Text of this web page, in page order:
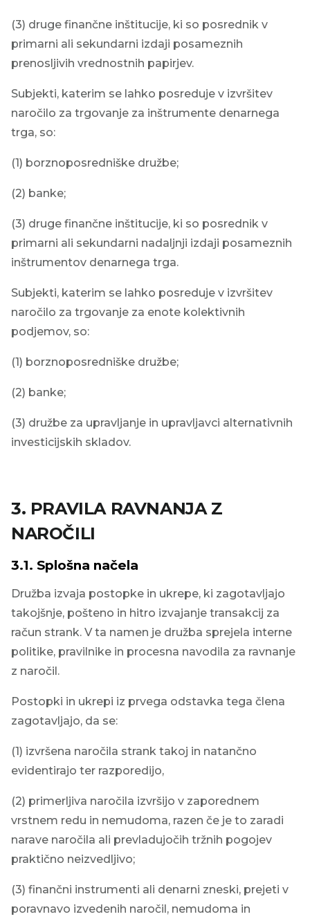
(3) druge finančne inštitucije, ki so posrednik v
primarni ali sekundarni izdaji posameznih
prenosljivih vrednostnih papirjev.
Subjekti, katerim se lahko posreduje v izvršitev
naročilo za trgovanje za inštrumente denarnega
trga, so:
(1) borznoposredniške družbe;
(2) banke;
(3) druge finančne inštitucije, ki so posrednik v
primarni ali sekundarni nadaljnji izdaji posameznih
inštrumentov denarnega trga.
Subjekti, katerim se lahko posreduje v izvršitev
naročilo za trgovanje za enote kolektivnih
podjemov, so:
(1) borznoposredniške družbe;
(2) banke;
(3) družbe za upravljanje in upravljavci alternativnih
investicijskih skladov.
3. PRAVILA RAVNANJA Z
NAROČILI
3.1. Splošna načela
Družba izvaja postopke in ukrepe, ki zagotavljajo
takojšnje, pošteno in hitro izvajanje transakcij za
račun strank. V ta namen je družba sprejela interne
politike, pravilnike in procesna navodila za ravnanje
z naročil.
Postopki in ukrepi iz prvega odstavka tega člena
zagotavljajo, da se:
(1) izvršena naročila strank takoj in natančno
evidentirajo ter razporedijo,
(2) primerljiva naročila izvršijo v zaporednem
vrstnem redu in nemudoma, razen če je to zaradi
narave naročila ali prevladujočih tržnih pogojev
praktično neizvedljivo;
(3) finančni instrumenti ali denarni zneski, prejeti v
poravnavo izvedenih naročil, nemudoma in